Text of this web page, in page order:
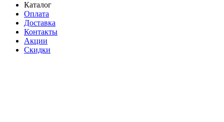
Каталог
Оплата
Доставка
Контакты
Акции
Скидки